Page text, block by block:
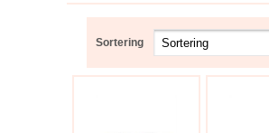
Sortering